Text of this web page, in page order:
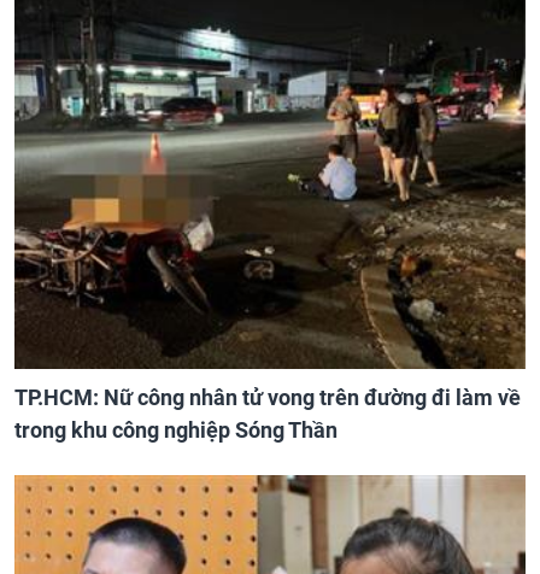
TP.HCM: Nữ công nhân tử vong trên đường đi làm về
trong khu công nghiệp Sóng Thần